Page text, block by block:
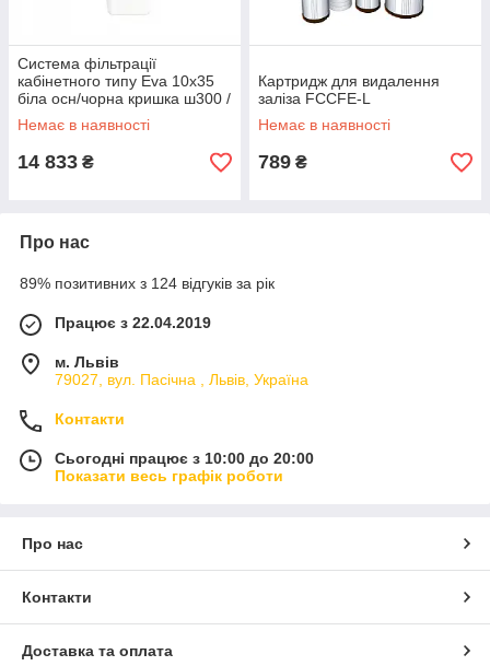
Система фільтрації
кабінетного типу Eva 10x35
біла осн/чорна кришка ш300 /
г 500/ в1200
Немає в наявності
14 833 ₴
Картридж для видалення
заліза FCCFE-L
Немає в наявності
789 ₴
Про нас
89% позитивних з 124 відгуків за рік
Працює з 22.04.2019
м. Львів
79027, вул. Пасічна , Львів, Україна
Контакти
Сьогодні працює з 10:00 до 20:00
Показати весь графік роботи
Про нас
Контакти
Доставка та оплата